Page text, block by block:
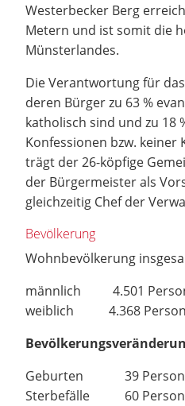
Westerbecker Berg
Metern und ist somit die
Münsterlandes.
Die Verantwortung für
deren Bürger zu 63 %
katholisch sind und zu 18
Konfessionen bzw. keiner
trägt der 26-köpfige
der Bürgermeister als
gleichzeitig Chef der
Bevölkerung
Wohnbevölkerung
männlich 4.501
weiblich 4.368
Geburten 39
Sterbefälle 60